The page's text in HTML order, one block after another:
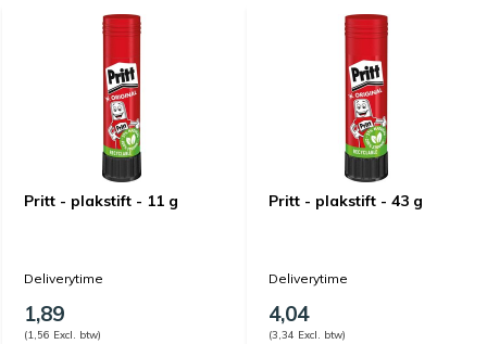
Pritt - plakstift - 11 g
Deliverytime
1,89
(1,56 Excl. btw)
Pritt - plakstift - 43 g
Deliverytime
4,04
(3,34 Excl. btw)